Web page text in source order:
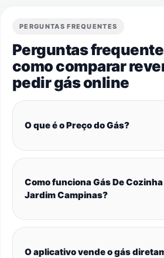
PERGUNTAS FREQUENTES
Perguntas
como comparar
pedir gás online
O que é o Preço do Gás?
Como funciona Gás De
Jardim Campinas?
O aplicativo vende o gás